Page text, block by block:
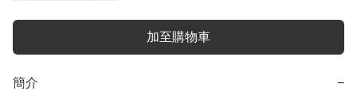
加至購物車
簡介 −